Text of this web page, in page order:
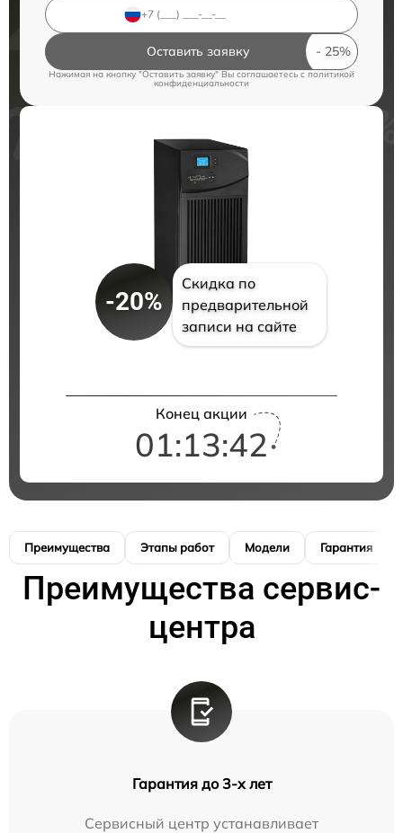
Оставить заявку
Нажимая на кнопку "Оставить заявку" Вы соглашаетесь cполитикой
конфиденциальности
-20%
Скидка по
предварительной
записи на сайте
Конец акции
01:13:41
Преимущества Этапы работ Модели Гарантия
Преимущества сервис-
центра
Гарантия до 3-х лет
Сервисный центр устанавливает